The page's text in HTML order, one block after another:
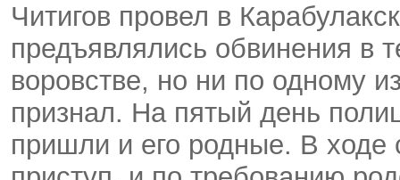
Читигов провел в
предъявлялись обвинения в
воровстве, но ни по одному
признал. На пятый день
пришли и его родные. В